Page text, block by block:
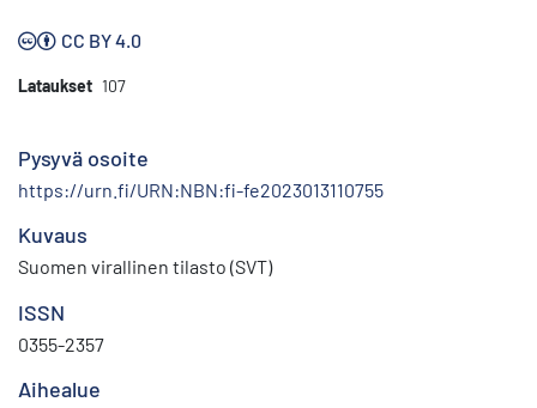
CC BY 4.0
Lataukset 107
Pysyvä osoite
https://urn.fi/URN:NBN:fi-fe2023013110755
Kuvaus
Suomen virallinen tilasto (SVT)
ISSN
0355-2357
Aihealue